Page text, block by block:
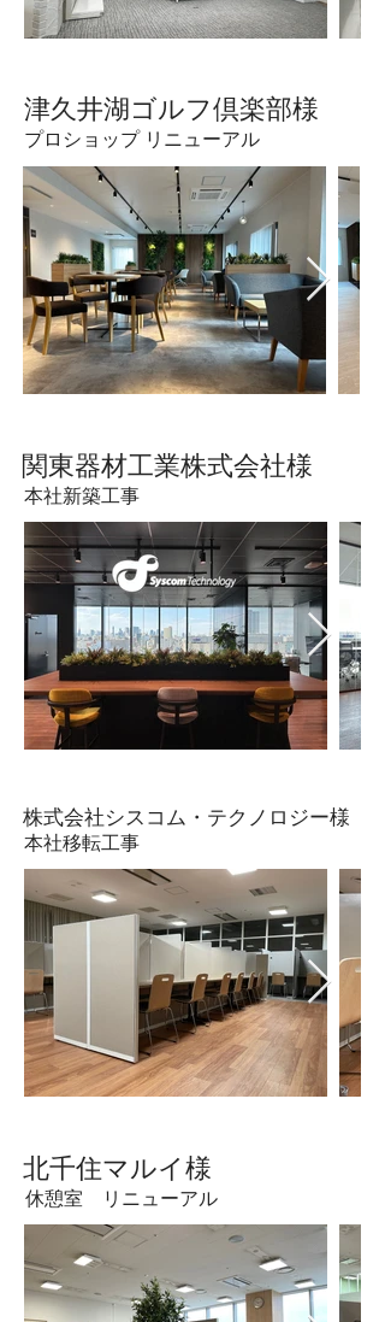
​津久井湖ゴルフ倶楽部様
プロショップ リニューアル
​関東器材工業株式会社様
本社新築工事
​株式会社シスコム・テクノロジー様
本社移転工事
​北千住マルイ様
休憩室 リニューアル